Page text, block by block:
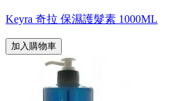
Keyra 奇拉 保濕護髮素 1000ML
加入購物車